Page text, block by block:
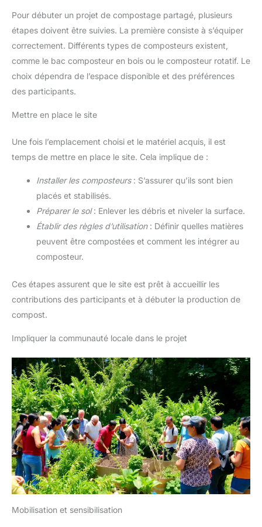
Pour débuter un projet de compostage partagé, plusieurs
étapes doivent être suivies. La première consiste à s’équiper
correctement. Différents types de composteurs existent,
comme le bac composteur en bois ou le composteur rotatif. Le
choix dépendra de l’espace disponible et des préférences
des participants.
Mettre en place le site
Une fois l’emplacement choisi et le matériel acquis, il est
temps de mettre en place le site. Cela implique de :
Installer les composteurs: S’assurer qu’ils sont bien
placés et stabilisés.
Préparer le sol: Enlever les débris et niveler la surface.
Établir des règles d’utilisation: Définir quelles matières
peuvent être compostées et comment les intégrer au
composteur.
Ces étapes assurent que le site est prêt à accueillir les
contributions des participants et à débuter la production de
compost.
Impliquer la communauté locale dans le projet
Mobilisation et sensibilisation